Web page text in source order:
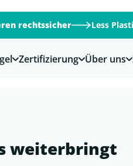
rechtssicher Less
Zertifizierung Über uns
weiterbringt